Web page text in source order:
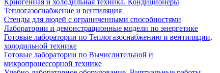
Криогенная и холодильная техника. Кондиционеры
Теплогазоснабжение и вентиляция
Стенды для людей с ограниченными способностями
Лаборатории и демонстрационные модели по энергетике
Готовые лаборатории по Теплогазоснабжению и вентиляции,
холодильной технике
Готовые лаборатории по Вычислительной и
микропроцессорной технике